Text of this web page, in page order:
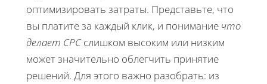
оптимизировать затраты. Представьте, что
вы платите за каждый клик, и понимание что
делает CPCслишком высоким или низким
может значительно облегчить принятие
решений. Для этого важно разобрать: из